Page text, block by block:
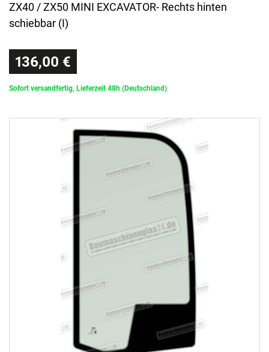
ZX40 / ZX50 MINI EXCAVATOR- Rechts hinten
schiebbar (I)
136,00 €
Sofort versandfertig, Lieferzeit 48h (Deutschland)